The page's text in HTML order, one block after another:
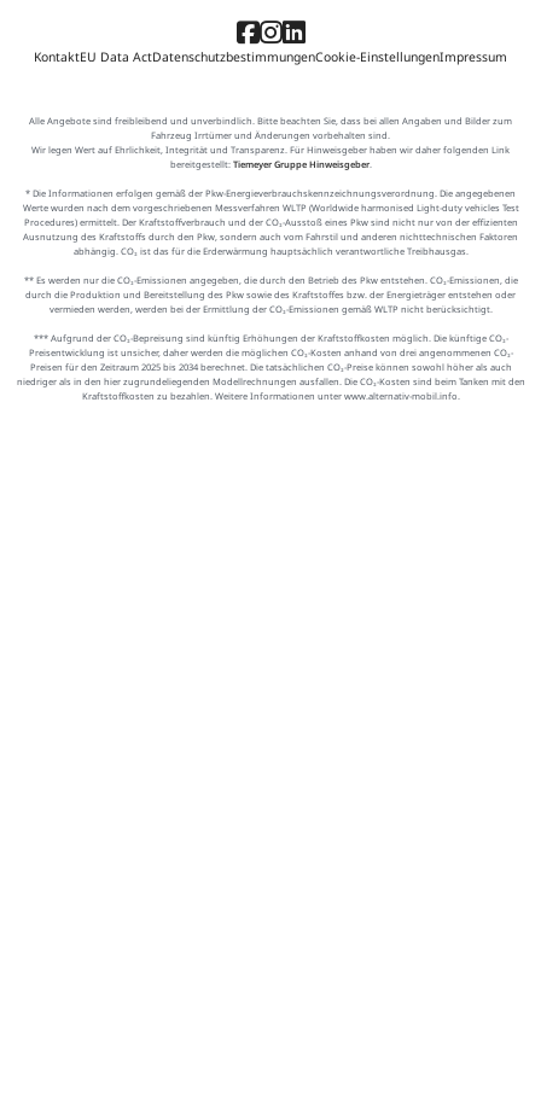
KontaktEU Data ActDatenschutzbestimmungenCookie-EinstellungenImpressum
Alle Angebote sind freibleibend und unverbindlich. Bitte beachten Sie, dass bei allen Angaben und Bilder zum
Fahrzeug Irrtümer und Änderungen vorbehalten sind.
Wir legen Wert auf Ehrlichkeit, Integrität und Transparenz. Für Hinweisgeber haben wir daher folgenden Link
bereitgestellt: Tiemeyer Gruppe Hinweisgeber.
* Die Informationen erfolgen gemäß der Pkw-Energieverbrauchskennzeichnungsverordnung. Die angegebenen
Werte wurden nach dem vorgeschriebenen Messverfahren WLTP (Worldwide harmonised Light-duty vehicles Test
Procedures) ermittelt. Der Kraftstoffverbrauch und der CO₂-Ausstoß eines Pkw sind nicht nur von der effizienten
Ausnutzung des Kraftstoffs durch den Pkw, sondern auch vom Fahrstil und anderen nichttechnischen Faktoren
abhängig. CO₂ ist das für die Erderwärmung hauptsächlich verantwortliche Treibhausgas.
** Es werden nur die CO₂-Emissionen angegeben, die durch den Betrieb des Pkw entstehen. CO₂-Emissionen, die
durch die Produktion und Bereitstellung des Pkw sowie des Kraftstoffes bzw. der Energieträger entstehen oder
vermieden werden, werden bei der Ermittlung der CO₂-Emissionen gemäß WLTP nicht berücksichtigt.
*** Aufgrund der CO₂-Bepreisung sind künftig Erhöhungen der Kraftstoffkosten möglich. Die künftige CO₂-
Preisentwicklung ist unsicher, daher werden die möglichen CO₂-Kosten anhand von drei angenommenen CO₂-
Preisen für den Zeitraum 2025 bis 2034 berechnet. Die tatsächlichen CO₂-Preise können sowohl höher als auch
niedriger als in den hier zugrundeliegenden Modellrechnungen ausfallen. Die CO₂-Kosten sind beim Tanken mit den
Kraftstoffkosten zu bezahlen. Weitere Informationen unter www.alternativ-mobil.info.